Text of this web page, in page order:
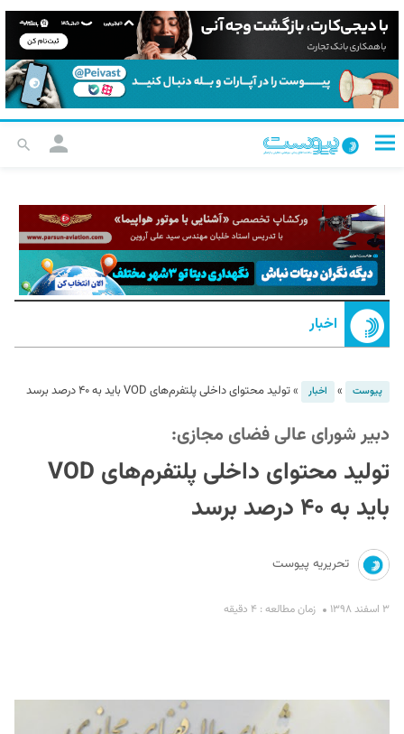
اخبار
پیوست » اخبار »تولید محتوای داخلی پلتفرم‌های VOD باید به ۴۰ درصد برسد
دبیر شورای عالی فضای مجازی:
تولید محتوای داخلی پلتفرم‌های VOD
باید به ۴۰ درصد برسد
تحریریه پیوست
۳ اسفند ۱۳۹۸ زمان مطالعه : ۴ دقیقه